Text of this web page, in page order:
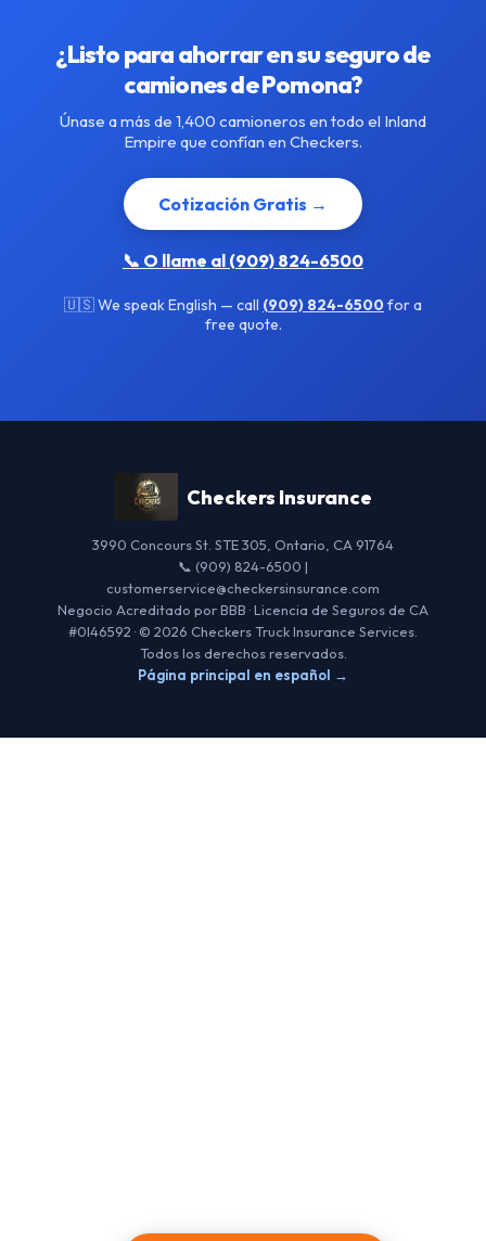
¿Listo para ahorrar en su seguro de
camiones de Pomona?
Únase a más de 1,400 camioneros en todo el Inland
Empire que confían en Checkers.
Cotización Gratis →
📞 O llame al (909) 824-6500
🇺🇸 We speak English — call (909) 824-6500for a
free quote.
Checkers Insurance
3990 Concours St. STE 305, Ontario, CA 91764
📞 (909) 824-6500 |
customerservice@checkersinsurance.com
Negocio Acreditado por BBB · Licencia de Seguros de CA
#0I46592 · © 2026 Checkers Truck Insurance Services.
Todos los derechos reservados.
Página principal en español →